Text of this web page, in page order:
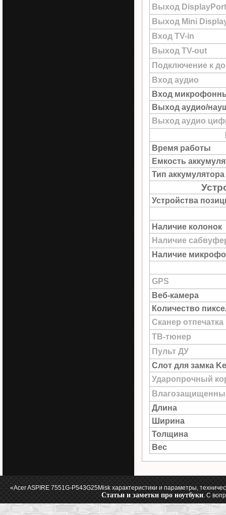
Выход DisplayPort
Выход Mini
Вход TV-in
Выход TV-out
Подключение к
Вход аудио
Вход
Выход аудио/
Выход аудио
Время работы
Емкость
Тип аккумулятора
Устройства
Наличие колонок
Наличие
Наличие
GPS
Веб-камера
Количество
Сканер
ТВ-тюнер
Пульт ДУ
Слот для замка
Ударопрочный
Длина
Ширина
Толщина
Вес
«Acer ASPIRE 7551G-P543G25Misk характеристики и параметры,
Статьи и заметки про ноутбуки. С